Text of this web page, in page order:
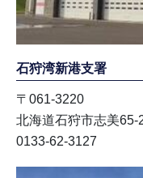
石狩湾新港支署
〒061-3220
北海道石狩市志美65-
0133-62-3127